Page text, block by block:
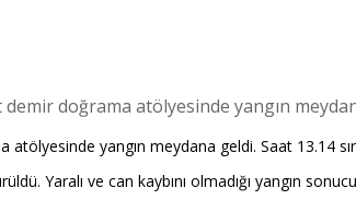
doğrama atölyesinde yangın
yangın meydana geldi. Saat 13.14
Yaralı ve can kaybını olmadığı yangın